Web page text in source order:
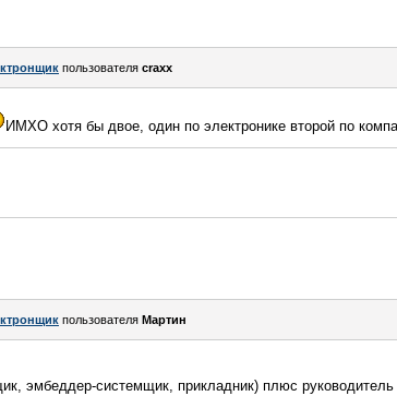
пользователя craxx
ИМХО хотя бы двое, один по электронике второй по
пользователя Мартин
эмбеддер-системщик, прикладник) плюс руководитель